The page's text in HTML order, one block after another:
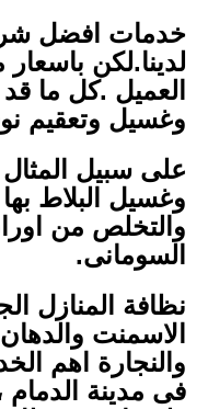
خدمات افضل
لدينا.لكن
العميل .كل ما
وغسيل وتعقيم
على سبيل
وغسيل البلاط
والتخلص من
السومانى.
نظافة المنازل
الاسمنت
والنجارة اهم
فى مدينة